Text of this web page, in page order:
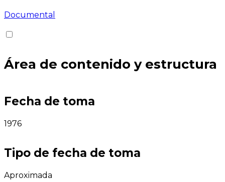
Documental
Área de contenido y estructura
Fecha de toma
1976
Tipo de fecha de toma
Aproximada